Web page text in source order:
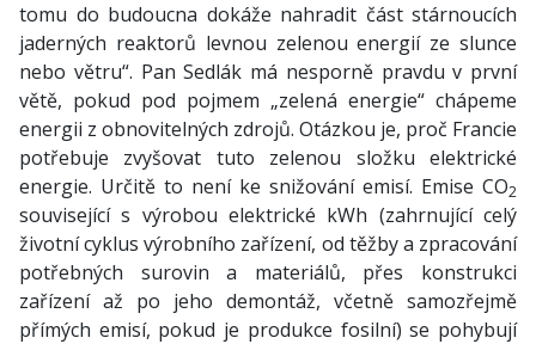
tomu do budoucna dokáže nahradit část stárnoucích
jaderných reaktorů levnou zelenou energií ze slunce
nebo větru“. Pan Sedlák má nesporně pravdu v první
větě, pokud pod pojmem „zelená energie“ chápeme
energii z obnovitelných zdrojů. Otázkou je, proč Francie
potřebuje zvyšovat tuto zelenou složku elektrické
energie. Určitě to není ke snižování emisí. Emise CO2
související s výrobou elektrické kWh (zahrnující celý
životní cyklus výrobního zařízení, od těžby a zpracování
potřebných surovin a materiálů, přes konstrukci
zařízení až po jeho demontáž, včetně samozřejmě
přímých emisí, pokud je produkce fosilní) se pohybují